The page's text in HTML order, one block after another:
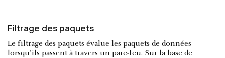
Filtrage des paquets
Le filtrage des paquets évalue les paquets de données
lorsqu'ils passent à travers un pare-feu. Sur la base de